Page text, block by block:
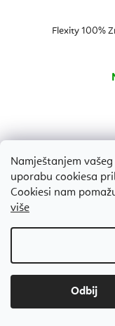
Namještanjem
uporabu cookiesa
Cookiesi nam
više
Odbij
Flexity 100%
Bestseller